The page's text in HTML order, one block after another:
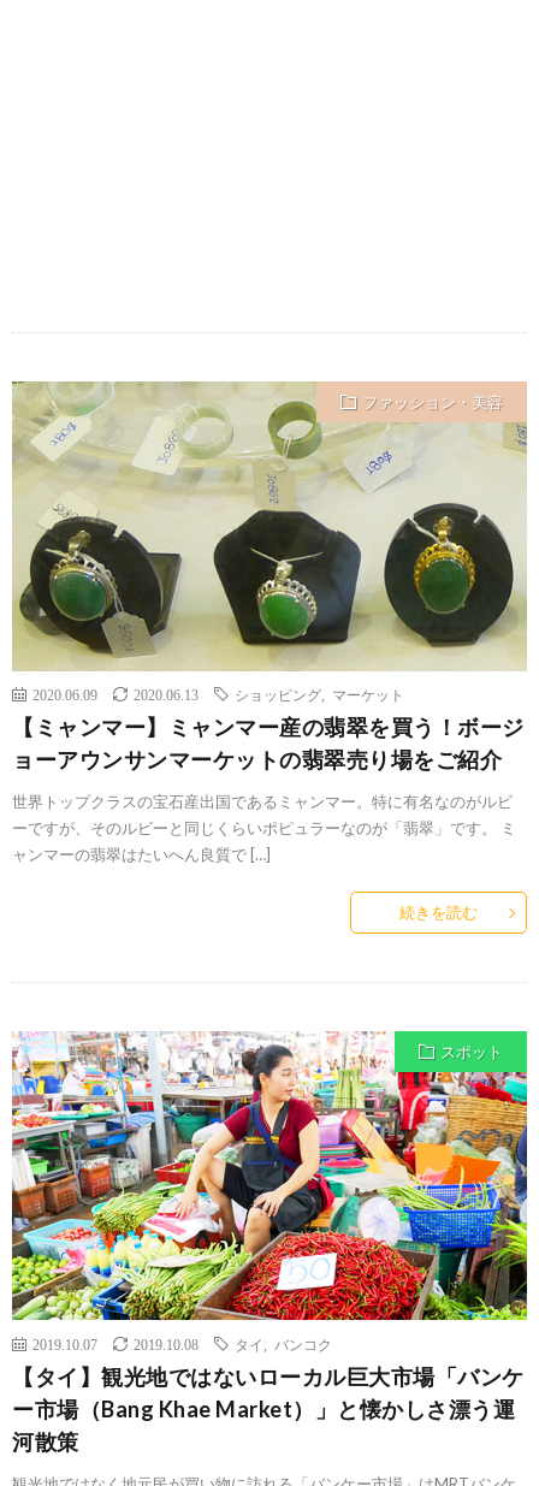
ファッション・美容
2020.06.09 2020.06.13 ショッピング マーケット
【ミャンマー】ミャンマー産の翡翠を買う！ボージ
ョーアウンサンマーケットの翡翠売り場をご紹介
世界トップクラスの宝石産出国であるミャンマー。特に有名なのがルビ
ーですが、そのルビーと同じくらいポピュラーなのが「翡翠」です。 ミ
ャンマーの翡翠はたいへん良質で […]
続きを読む
スポット
2019.10.07 2019.10.08 タイ バンコク
【タイ】観光地ではないローカル巨大市場「バンケ
ー市場（Bang Khae Market）」と懐かしさ漂う運
河散策